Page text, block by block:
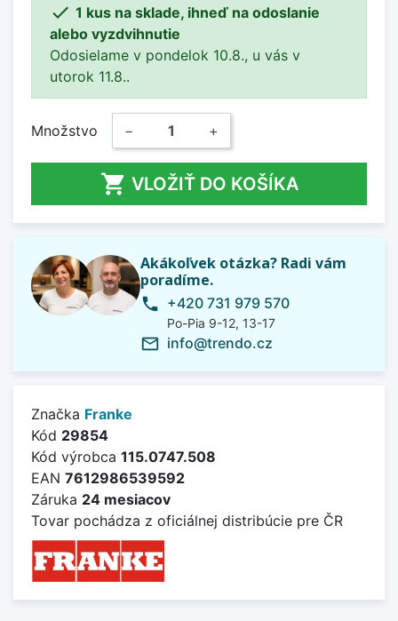
 1 kus na sklade, ihneď na odoslanie
alebo vyzdvihnutie
Odosielame v pondelok 10.8., u vás v
utorok 11.8..
Množstvo − +
 VLOŽIŤ DO KOŠÍKA
Akákoľvek otázka? Radi vám
poradíme.
phone +420 731 979 570
Po-Pia 9-12, 13-17
mail_outline info@trendo.cz
Značka Franke
Kód 29854
Kód výrobca 115.0747.508
EAN 7612986539592
Záruka 24 mesiacov
Tovar pochádza z oficiálnej distribúcie pre ČR